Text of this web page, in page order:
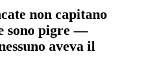
non capitano
sono pigre —
aveva il